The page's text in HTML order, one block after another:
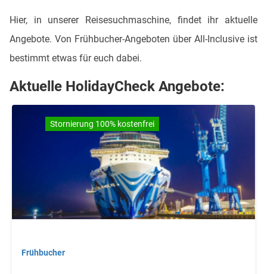
Hier, in unserer Reisesuchmaschine, findet ihr aktuelle
Angebote. Von Frühbucher-Angeboten über All-Inclusive ist
bestimmt etwas für euch dabei.
Aktuelle HolidayCheck Angebote:
Stornierung 100% kostenfrei
Frühbucher